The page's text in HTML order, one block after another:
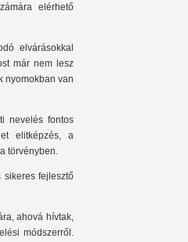
elérhető
elvárásokkal
már nem lesz
nyomokban van
nevelés fontos
elitképzés, a
törvényben.
sikeres fejlesztő
ahová hívtak,
módszerről.